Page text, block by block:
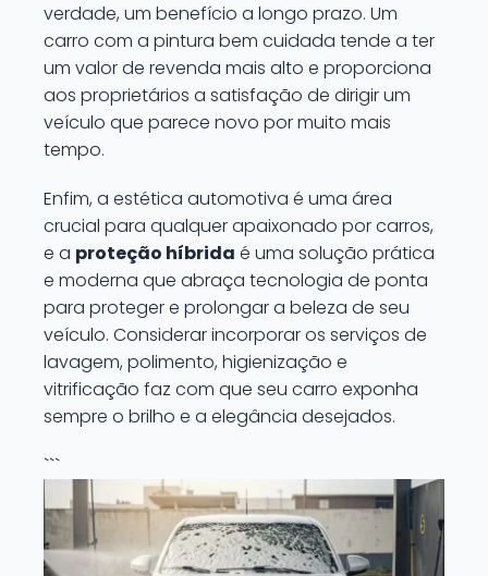
verdade, um benefício a longo prazo. Um
carro com a pintura bem cuidada tende a ter
um valor de revenda mais alto e proporciona
aos proprietários a satisfação de dirigir um
veículo que parece novo por muito mais
tempo.
Enfim, a estética automotiva é uma área
crucial para qualquer apaixonado por carros,
e a proteção híbrida é uma solução prática
e moderna que abraça tecnologia de ponta
para proteger e prolongar a beleza de seu
veículo. Considerar incorporar os serviços de
lavagem, polimento, higienização e
vitrificação faz com que seu carro exponha
sempre o brilho e a elegância desejados.
```